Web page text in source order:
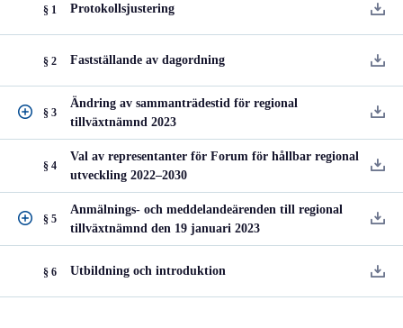
§ 1 Protokollsjustering
§ 2 Fastställande av dagordning
§ 3
Ändring av sammanträdestid för regional
tillväxtnämnd 2023
§ 4
Val av representanter för Forum för hållbar regional
utveckling 2022–2030
§ 5
Anmälnings- och meddelandeärenden till regional
tillväxtnämnd den 19 januari 2023
§ 6 Utbildning och introduktion